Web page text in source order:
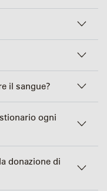
il sangue?
ogni
donazione di